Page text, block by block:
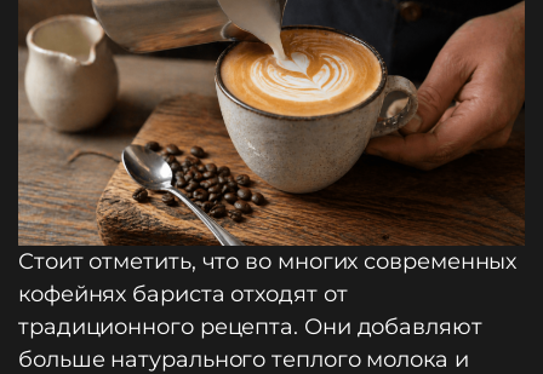
Стоит отметить, что во многих современных
кофейнях бариста отходят от
традиционного рецепта. Они добавляют
больше натурального теплого молока и